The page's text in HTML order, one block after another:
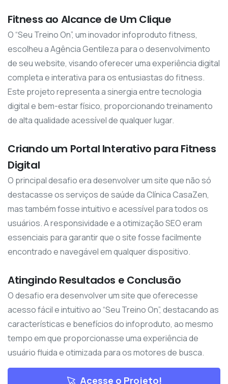
Fitness ao Alcance de Um Clique
O “Seu Treino On”, um inovador infoproduto fitness,
escolheu a Agência Gentileza para o desenvolvimento
de seu website, visando oferecer uma experiência digital
completa e interativa para os entusiastas do fitness.
Este projeto representa a sinergia entre tecnologia
digital e bem-estar físico, proporcionando treinamento
de alta qualidade acessível de qualquer lugar.
Criando um Portal Interativo para Fitness
Digital
O principal desafio era desenvolver um site que não só
destacasse os serviços de saúde da Clínica CasaZen,
mas também fosse intuitivo e acessível para todos os
usuários. A responsividade e a otimização SEO eram
essenciais para garantir que o site fosse facilmente
encontrado e navegável em qualquer dispositivo.
Atingindo Resultados e Conclusão
O desafio era desenvolver um site que oferecesse
acesso fácil e intuitivo ao “Seu Treino On”, destacando as
características e benefícios do infoproduto, ao mesmo
tempo em que proporcionasse uma experiência de
usuário fluida e otimizada para os motores de busca.
Acesse o Projeto!